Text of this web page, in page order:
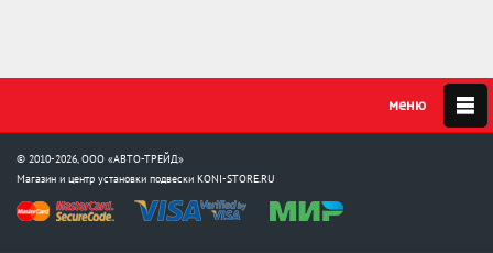
© 2010-2026, ООО «АВТО-ТРЕЙД»
Магазин и центр установки подвески KONI-STORE.RU